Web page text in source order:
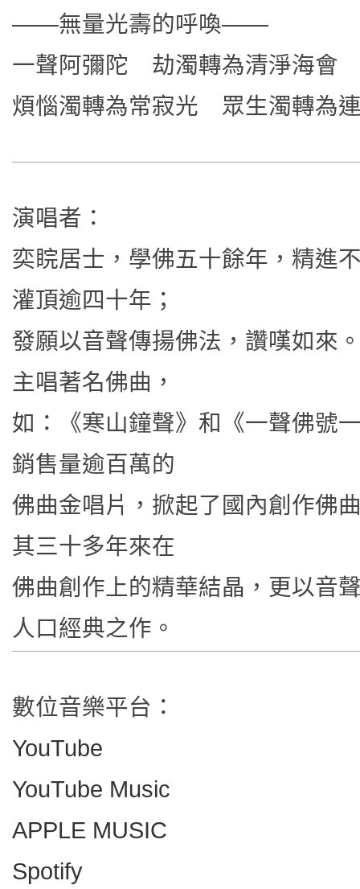
——無量光壽的呼喚——
一聲阿彌陀 劫濁轉為清淨海會
煩惱濁轉為常寂光 眾生濁轉為
演唱者：
奕睆居士，學佛五十餘年，精進
灌頂逾四十年；
發願以音聲傳揚佛法，讚嘆如來
主唱著名佛曲，
如：《寒山鐘聲》和《一聲佛號
銷售量逾百萬的
佛曲金唱片，掀起了國內創作佛
其三十多年來在
佛曲創作上的精華結晶，更以音
人口經典之作。
數位音樂平台：
YouTube
YouTube Music
APPLE MUSIC
Spotify